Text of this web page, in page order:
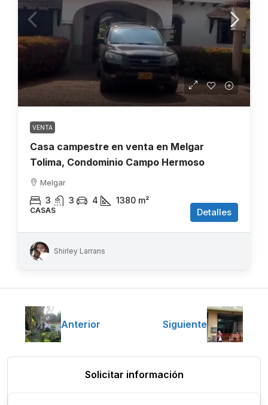
VENTA
Casa campestre en venta en Melgar
Tolima, Condominio Campo Hermoso
Melgar
3 3 4 1380 m²
CASAS Detalles
Shirley Larrans
Anterior Siguiente
Solicitar información